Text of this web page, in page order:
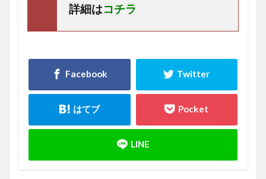
詳細はコチラ